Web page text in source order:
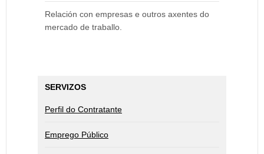
Relación con empresas e outros axentes do
mercado de traballo.
SERVIZOS
Perfil do Contratante
Emprego Público